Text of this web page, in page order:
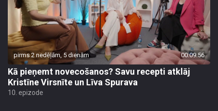
pirms 2 nedēļām, 5 dienām 00:09:56
Kā pieņemt novecošanos? Savu recepti atklāj
Kristīne Virsnīte un Līva Spurava
10. epizode